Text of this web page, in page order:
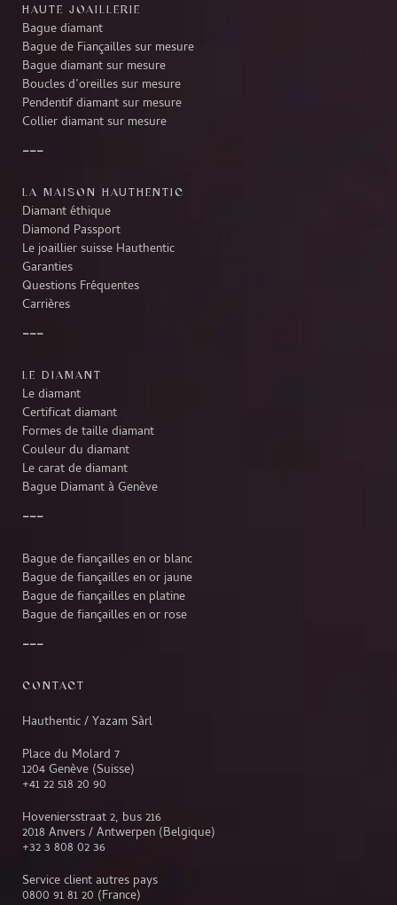
HAUTE JOAILLERIE
Bague diamant
Bague de Fiançailles sur mesure
Bague diamant sur mesure
Boucles d’oreilles sur mesure
Pendentif diamant sur mesure
Collier diamant sur mesure
LA MAISON HAUTHENTIC
Diamant éthique
Diamond Passport
Le joaillier suisse Hauthentic
Garanties
Questions Fréquentes
Carrières
LE DIAMANT
Le diamant
Certificat diamant
Formes de taille diamant
Couleur du diamant
Le carat de diamant
Bague Diamant à Genève
Bague de fiançailles en or blanc
Bague de fiançailles en or jaune
Bague de fiançailles en platine
Bague de fiançailles en or rose
CONTACT
Hauthentic / Yazam Sàrl
Place du Molard 7
1204 Genève (Suisse)
+41 22 518 20 90
Hoveniersstraat 2, bus 216
2018 Anvers / Antwerpen (Belgique)
+32 3 808 02 36
Service client autres pays
0800 91 81 20 (France)